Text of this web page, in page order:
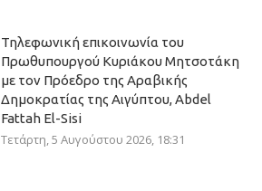
Τηλεφωνική επικοινωνία του
Πρωθυπουργού Κυριάκου Μητσοτάκη
με τον Πρόεδρο της Αραβικής
Δημοκρατίας της Αιγύπτου, Abdel
Fattah El-Sisi
Τετάρτη, 5 Αυγούστου 2026, 18:31